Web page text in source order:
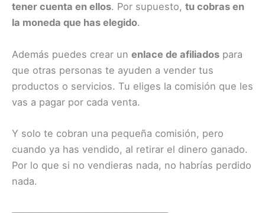
tener cuenta en ellos. Por supuesto, tu cobras en
la moneda que has elegido.
Además puedes crear un enlace de afiliados para
que otras personas te ayuden a vender tus
productos o servicios. Tu eliges la comisión que les
vas a pagar por cada venta.
Y solo te cobran una pequeña comisión, pero
cuando ya has vendido, al retirar el dinero ganado.
Por lo que si no vendieras nada, no habrías perdido
nada.